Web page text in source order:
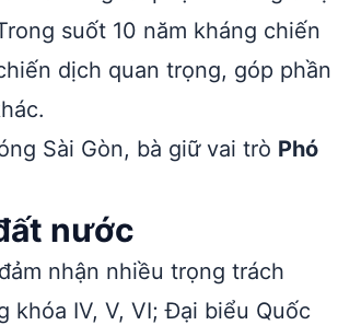
suốt 10 năm kháng chiến
dịch quan trọng, góp phần
Sài Gòn, bà giữ vai trò Phó
nước
nhận nhiều trọng trách
IV, V, VI; Đại biểu Quốc